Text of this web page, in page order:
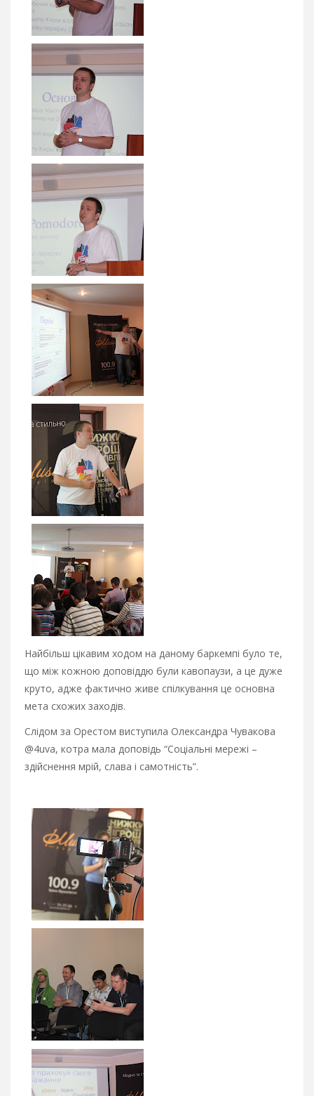
Найбільш цікавим ходом на даному баркемпі було те,
що між кожною доповіддю були кавопаузи, а це дуже
круто, адже фактично живе спілкування це основна
мета схожих заходів.
Слідом за Орестом виступила Олександра Чувакова
@4uva, котра мала доповідь “Соціальні мережі –
здійснення мрій, слава і самотність”.